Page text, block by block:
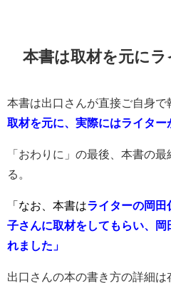
本書は取材を元に
本書は出口さんが直接ご自身で
取材を元に、実際にはライター
「おわりに」の最後、本書の
る。
「なお、本書はライターの岡田
子さんに取材をしてもらい、岡
れました」
出口さんの本の書き方の詳細